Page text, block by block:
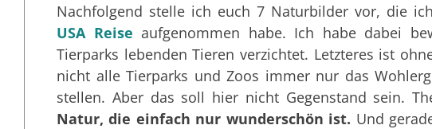
Nachfolgend stelle ich euch 7 Naturbilder vor, die
USA Reise aufgenommen habe. Ich habe dabei
Tierparks lebenden Tieren verzichtet. Letzteres ist
nicht alle Tierparks und Zoos immer nur das
stellen. Aber das soll hier nicht Gegenstand sein.
Natur, die einfach nur wunderschön ist. Und